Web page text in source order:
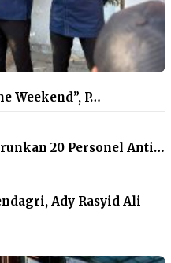
Weekend”, P…
20 Personel Anti…
Ady Rasyid Ali